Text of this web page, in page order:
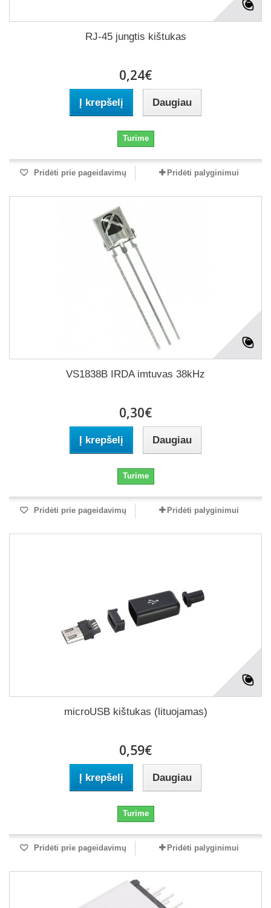
RJ-45 jungtis kištukas
0,24€
Į krepšelį Daugiau
Turime
Pridėti prie pageidavimų Pridėti palyginimui
VS1838B IRDA imtuvas 38kHz
0,30€
Į krepšelį Daugiau
Turime
Pridėti prie pageidavimų Pridėti palyginimui
microUSB kištukas (lituojamas)
0,59€
Į krepšelį Daugiau
Turime
Pridėti prie pageidavimų Pridėti palyginimui